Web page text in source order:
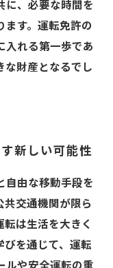
に、必要な時間を
ます。運転免許の
入れる第一歩であ
な財産となるでし
新しい可能性
自由な移動手段を
共交通機関が限ら
は生活を大きく
びを通じて、運転